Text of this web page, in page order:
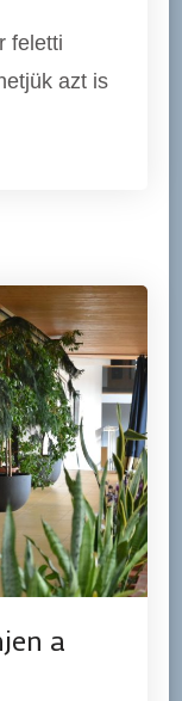
feletti
azt is
a